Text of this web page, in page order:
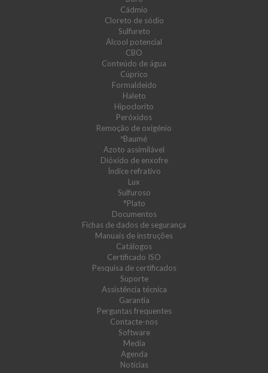
Cádmio
Cloreto de sódio
Sulfureto
Álcool potencial
CBO
Conteúdo de água
Cúprico
Formaldeído
Haleto
Hipoclorito
Peróxidos
Remoção de oxigénio
ºBaumé
Azoto assimilável
Dióxido de enxofre
Índice refrativo
Lux
Sulfuroso
°Plato
Documentos
Fichas de dados de segurança
Manuais de instruções
Catálogos
Certificado ISO
Pesquisa de certificados
Suporte
Assistência técnica
Garantia
Perguntas frequentes
Contacte-nos
Software
Media
Agenda
Notícias